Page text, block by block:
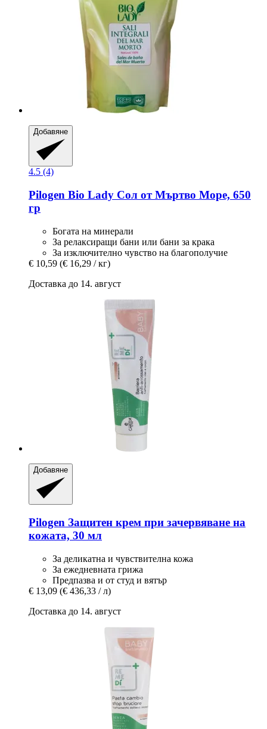
Добавяне
4.5 (4)
Pilogen Bio Lady Сол от Мъртво Море, 650
гр
Богата на минерали
За релаксиращи бани или бани за крака
За изключително чувство на благополучие
€ 10,59 (€ 16,29 / кг)
Доставка до 14. август
Добавяне
Pilogen Защитен крем при зачервяване на
кожата, 30 мл
За деликатна и чувствителна кожа
За ежедневната грижа
Предпазва и от студ и вятър
€ 13,09 (€ 436,33 / л)
Доставка до 14. август